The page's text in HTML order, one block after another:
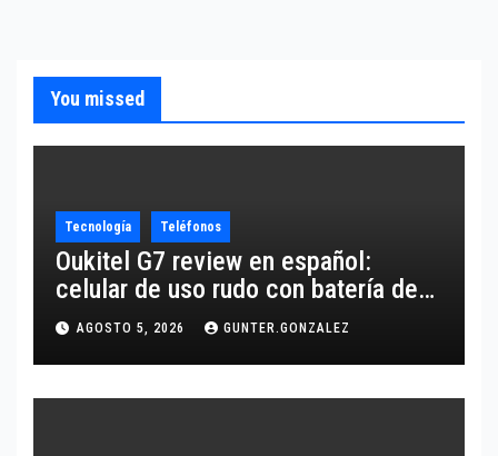
You missed
Tecnología Teléfonos
Oukitel G7 review en español:
celular de uso rudo con batería de
10,600 mAh
AGOSTO 5, 2026 GUNTER.GONZALEZ